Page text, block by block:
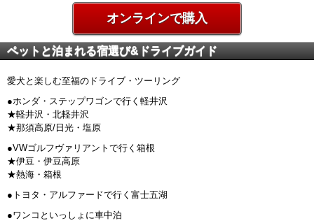
オンラインで購入
ペットと泊まれる宿選び&ドライブガイド
愛犬と楽しむ至福のドライブ・ツーリング
●ホンダ・ステップワゴンで行く軽井沢
★軽井沢・北軽井沢
★那須高原/日光・塩原
●VWゴルフヴァリアントで行く箱根
★伊豆・伊豆高原
★熱海・箱根
●トヨタ・アルファードで行く富士五湖
●ワンコといっしょに車中泊